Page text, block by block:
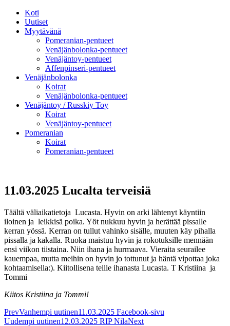
Koti
Uutiset
Myytävänä
Pomeranian-pentueet
Venäjänbolonka-pentueet
Venäjäntoy-pentueet
Affenpinseri-pentueet
Venäjänbolonka
Koirat
Venäjänbolonka-pentueet
Venäjäntoy / Russkiy Toy
Koirat
Venäjäntoy-pentueet
Pomeranian
Koirat
Pomeranian-pentueet
11.03.2025 Lucalta terveisiä
Täältä väliaikatietoja Lucasta. Hyvin on arki lähtenyt käyntiin
iloinen ja leikkisä poika. Yöt nukkuu hyvin ja herättää pissalle
kerran yössä. Kerran on tullut vahinko sisälle, muuten käy pihalla
pissalla ja kakalla. Ruoka maistuu hyvin ja rokotuksille mennään
ensi viikon tiistaina. Niin ihana ja hurmaava. Vieraita seurailee
kauempaa, mutta meihin on hyvin jo tottunut ja häntä vipottaa joka
kohtaamisella:). Kiitollisena teille ihanasta Lucasta. T Kristiina ja
Tommi
Kiitos Kristiina ja Tommi!
PrevVanhempi uutinen11.03.2025 Facebook-sivu
Uudempi uutinen12.03.2025 RIP NilaNext